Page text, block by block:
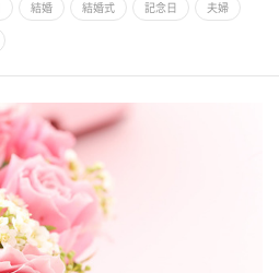
結婚 結婚式 記念日 夫婦